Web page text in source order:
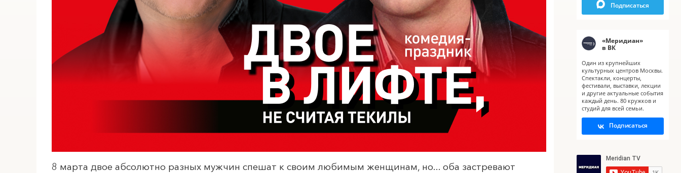
8 марта двое абсолютно разных мужчин спешат к своим любимым женщинам, но... оба застревают
Подписаться
«Меридиан»
в ВК
Один из крупнейших
культурных центров Москвы.
Спектакли, концерты,
фестивали, выставки, лекции
и другие актуальные события
каждый день. 80 кружков и
студий для всей семьи.
Подписаться